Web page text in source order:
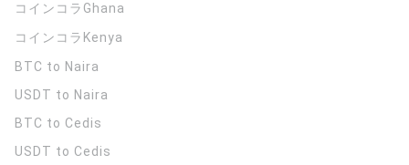
コインコラ Ghana
コインコラ Kenya
BTC to Naira
USDT to Naira
BTC to Cedis
USDT to Cedis